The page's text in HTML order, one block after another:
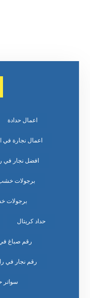
اعمال حدادة
اعمال نجارة في
افضل نجار في
برجولات
برجولات
حداد كريتال
رقم صباغ
رقم نجار في
سواتر